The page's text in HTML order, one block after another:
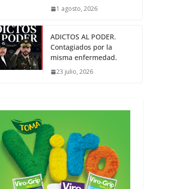
1 agosto, 2026
ADICTOS AL PODER.
Contagiados por la
misma enfermedad.
23 julio, 2026